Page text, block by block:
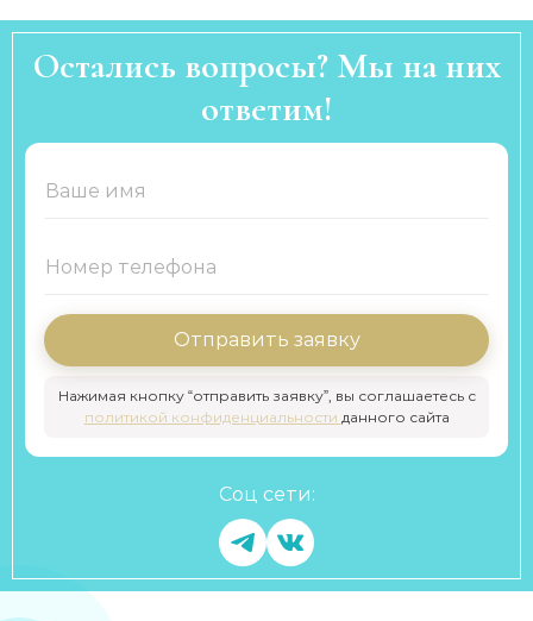
Остались вопросы? Мы на них
ответим!
Отправить заявку
Нажимая кнопку “отправить заявку”, вы соглашаетесь с
политикой конфиденциальности данного сайта
Соц сети: